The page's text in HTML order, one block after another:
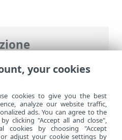
ESET Security
frequenti
your cookies
cookies to give you the best
analyze our website traffic,
ads. You can agree to the
clicking "Accept all and close",
cookies by choosing "Accept
adjust your cookie settings by